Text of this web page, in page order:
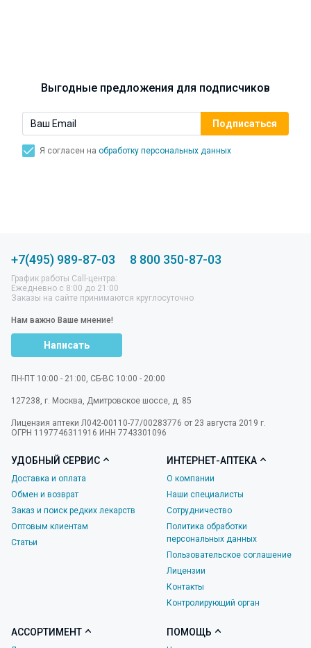
Выгодные предложения для подписчиков
Я согласен на обработку персональных данных
+7(495) 989-87-03 8 800 350-87-03
График работы Call-центра:
Ежедневно с 8:00 до 21:00
Заказы на сайте принимаются круглосуточно
Нам важно Ваше мнение!
Написать
ПН-ПТ 10:00 - 21:00, СБ-ВС 10:00 - 20:00
127238 г. Москва Дмитровское шоссе, д. 85
Лицензия аптеки Л042-00110-77/00283776 от 23 августа 2019 г.
ОГРН 1197746311916 ИНН 7743301096
УДОБНЫЙ СЕРВИС
Доставка и оплата
Обмен и возврат
Заказ и поиск редких лекарств
Оптовым клиентам
Статьи
ИНТЕРНЕТ-АПТЕКА
О компании
Наши специалисты
Сотрудничество
Политика обработки
персональных данных
Пользовательское соглашение
Лицензии
Контакты
Контролирующий орган
АССОРТИМЕНТ ПОМОЩЬ